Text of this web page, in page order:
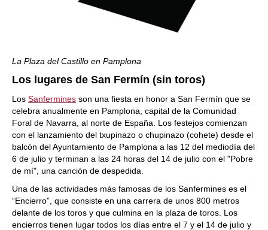
La Plaza del Castillo en Pamplona
Los lugares de San Fermín (sin toros)
Los Sanfermines son una fiesta en honor a San Fermín que se
celebra anualmente en Pamplona, capital de la Comunidad
Foral de Navarra, al norte de España. Los festejos comienzan
con el lanzamiento del txupinazo o chupinazo (cohete) desde el
balcón del Ayuntamiento de Pamplona a las 12 del mediodía del
6 de julio y terminan a las 24 horas del 14 de julio con el "Pobre
de mí", una canción de despedida.
Una de las actividades más famosas de los Sanfermines es el
“Encierro”, que consiste en una carrera de unos 800 metros
delante de los toros y que culmina en la plaza de toros. Los
encierros tienen lugar todos los días entre el 7 y el 14 de julio y